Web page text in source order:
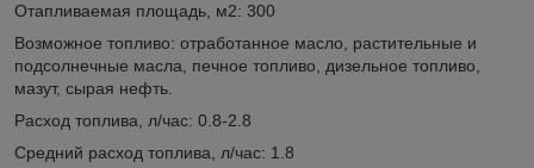
Отапливаемая площадь, м2: 300
Возможное топливо: отработанное масло, растительные и
подсолнечные масла, печное топливо, дизельное топливо,
мазут, сырая нефть.
Расход топлива, л/час: 0.8-2.8
Средний расход топлива, л/час: 1.8